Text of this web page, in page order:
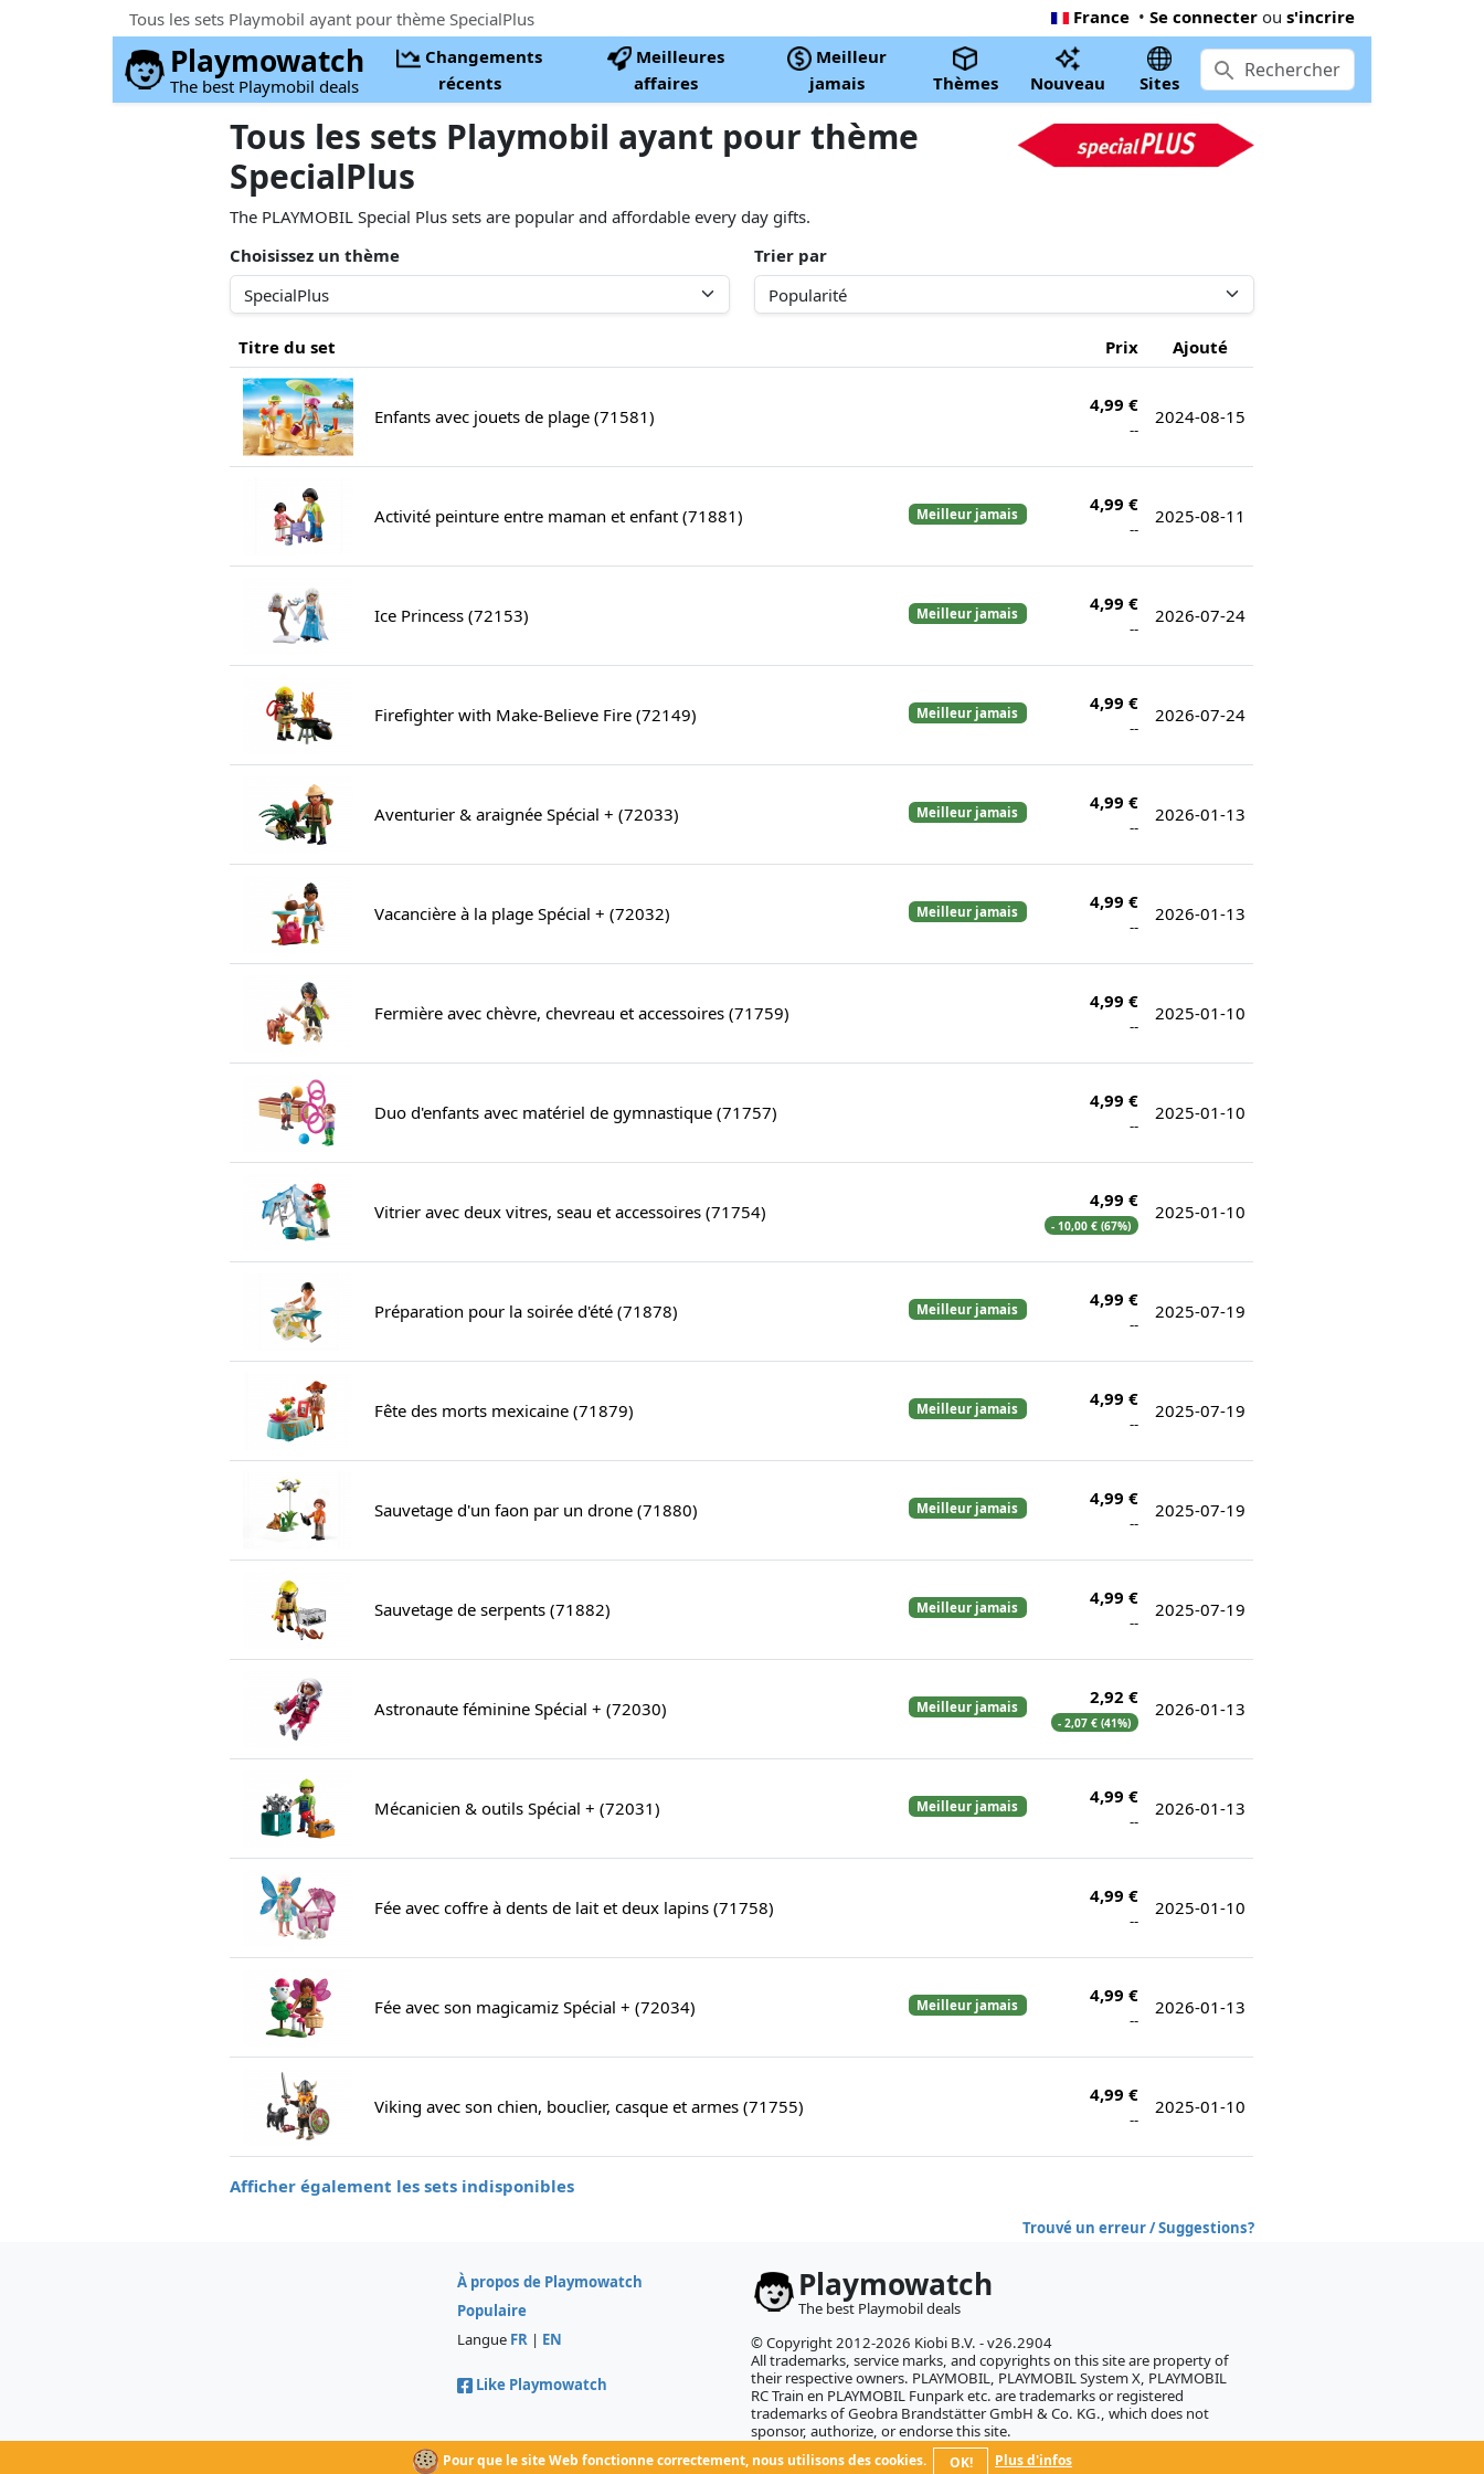
Tous les sets Playmobil ayant pour thème SpecialPlus France • Se connecter ou s'incrire
Playmowatch
The best Playmobil deals
Changements
récents
Meilleures
affaires
Meilleur
jamais
Thèmes Nouveau Sites
Tous les sets Playmobil ayant pour thème
SpecialPlus
The PLAYMOBIL Special Plus sets are popular and affordable every day gifts.
Choisissez un thème
Trier par
Titre du set Prix Ajouté
Enfants avec jouets de plage (71581)
4,99 €
--
2024-08-15
Meilleur jamais
Activité peinture entre maman et enfant (71881)
4,99 €
--
2025-08-11
Meilleur jamais
Ice Princess (72153)
4,99 €
--
2026-07-24
Meilleur jamais
Firefighter with Make-Believe Fire (72149)
4,99 €
--
2026-07-24
Meilleur jamais
Aventurier & araignée Spécial + (72033)
4,99 €
--
2026-01-13
Meilleur jamais
Vacancière à la plage Spécial + (72032)
4,99 €
--
2026-01-13
Fermière avec chèvre, chevreau et accessoires (71759)
4,99 €
--
2025-01-10
Duo d'enfants avec matériel de gymnastique (71757)
4,99 €
--
2025-01-10
Vitrier avec deux vitres, seau et accessoires (71754)
4,99 €
- 10,00 € (67%)
2025-01-10
Meilleur jamais
Préparation pour la soirée d'été (71878)
4,99 €
--
2025-07-19
Meilleur jamais
Fête des morts mexicaine (71879)
4,99 €
--
2025-07-19
Meilleur jamais
Sauvetage d'un faon par un drone (71880)
4,99 €
--
2025-07-19
Meilleur jamais
Sauvetage de serpents (71882)
4,99 €
--
2025-07-19
Meilleur jamais
Astronaute féminine Spécial + (72030)
2,92 €
- 2,07 € (41%)
2026-01-13
Meilleur jamais
Mécanicien & outils Spécial + (72031)
4,99 €
--
2026-01-13
Fée avec coffre à dents de lait et deux lapins (71758)
4,99 €
--
2025-01-10
Meilleur jamais
Fée avec son magicamiz Spécial + (72034)
4,99 €
--
2026-01-13
Viking avec son chien, bouclier, casque et armes (71755)
4,99 €
--
2025-01-10
Afficher également les sets indisponibles
Trouvé un erreur / Suggestions?
Pour que le site Web fonctionne correctement, nous utilisons des cookies. OK! Plus d'infos
À propos de Playmowatch
Populaire
Langue FR | EN
Like Playmowatch
Playmowatch
The best Playmobil deals
© Copyright 2012-2026 Kiobi B.V. - v26.2904
All trademarks, service marks, and copyrights on this site are property of
their respective owners. PLAYMOBIL, PLAYMOBIL System X, PLAYMOBIL
RC Train en PLAYMOBIL Funpark etc. are trademarks or registered
trademarks of Geobra Brandstätter GmbH & Co. KG., which does not
sponsor, authorize, or endorse this site.